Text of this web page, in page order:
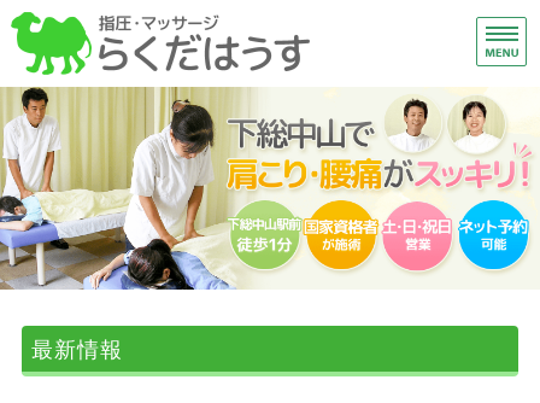
下
ホーム
施術メニュー
はじめての方へ
アクセス
ご予約・お問い合わせ
最新情報